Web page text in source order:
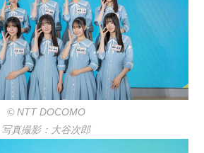
© NTT DOCOMO
写真撮影：大谷次郎